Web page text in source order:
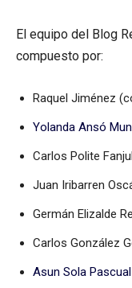
El equipo del Blog
compuesto por:
Raquel Jiménez
Yolanda Ansó
Carlos Polite Fanjul
Juan Iribarren
Germán Elizalde
Carlos González
Asun Sola Pascual